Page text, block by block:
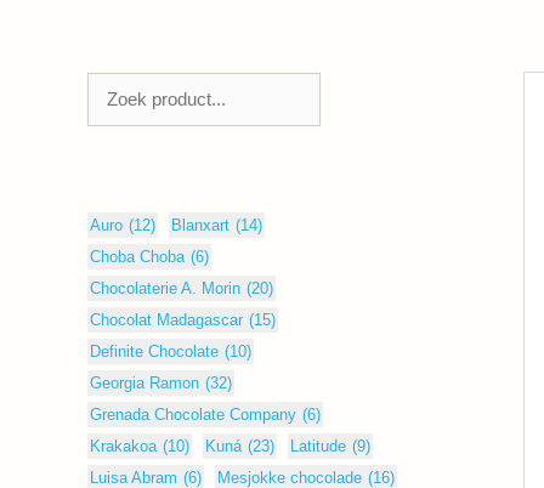
Auro (12) Blanxart (14)
Choba Choba (6)
Chocolaterie A. Morin (20)
Chocolat Madagascar (15)
Definite Chocolate (10)
Georgia Ramon (32)
Grenada Chocolate Company (6)
Krakakoa (10) Kuná (23) Latitude (9)
Luisa Abram (6) Mesjokke chocolade (16)